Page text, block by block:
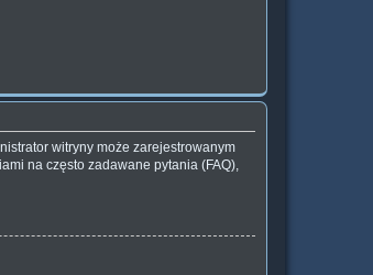
witryny może zarejestrowanym
na często zadawane pytania (FAQ),